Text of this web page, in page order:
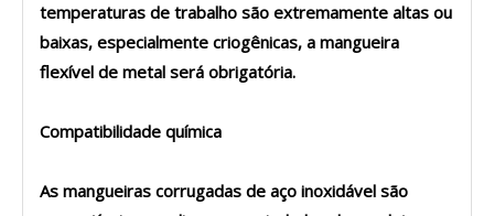
temperaturas de trabalho são extremamente altas ou
baixas, especialmente criogênicas, a mangueira
flexível de metal será obrigatória.
Compatibilidade química
As mangueiras corrugadas de aço inoxidável são